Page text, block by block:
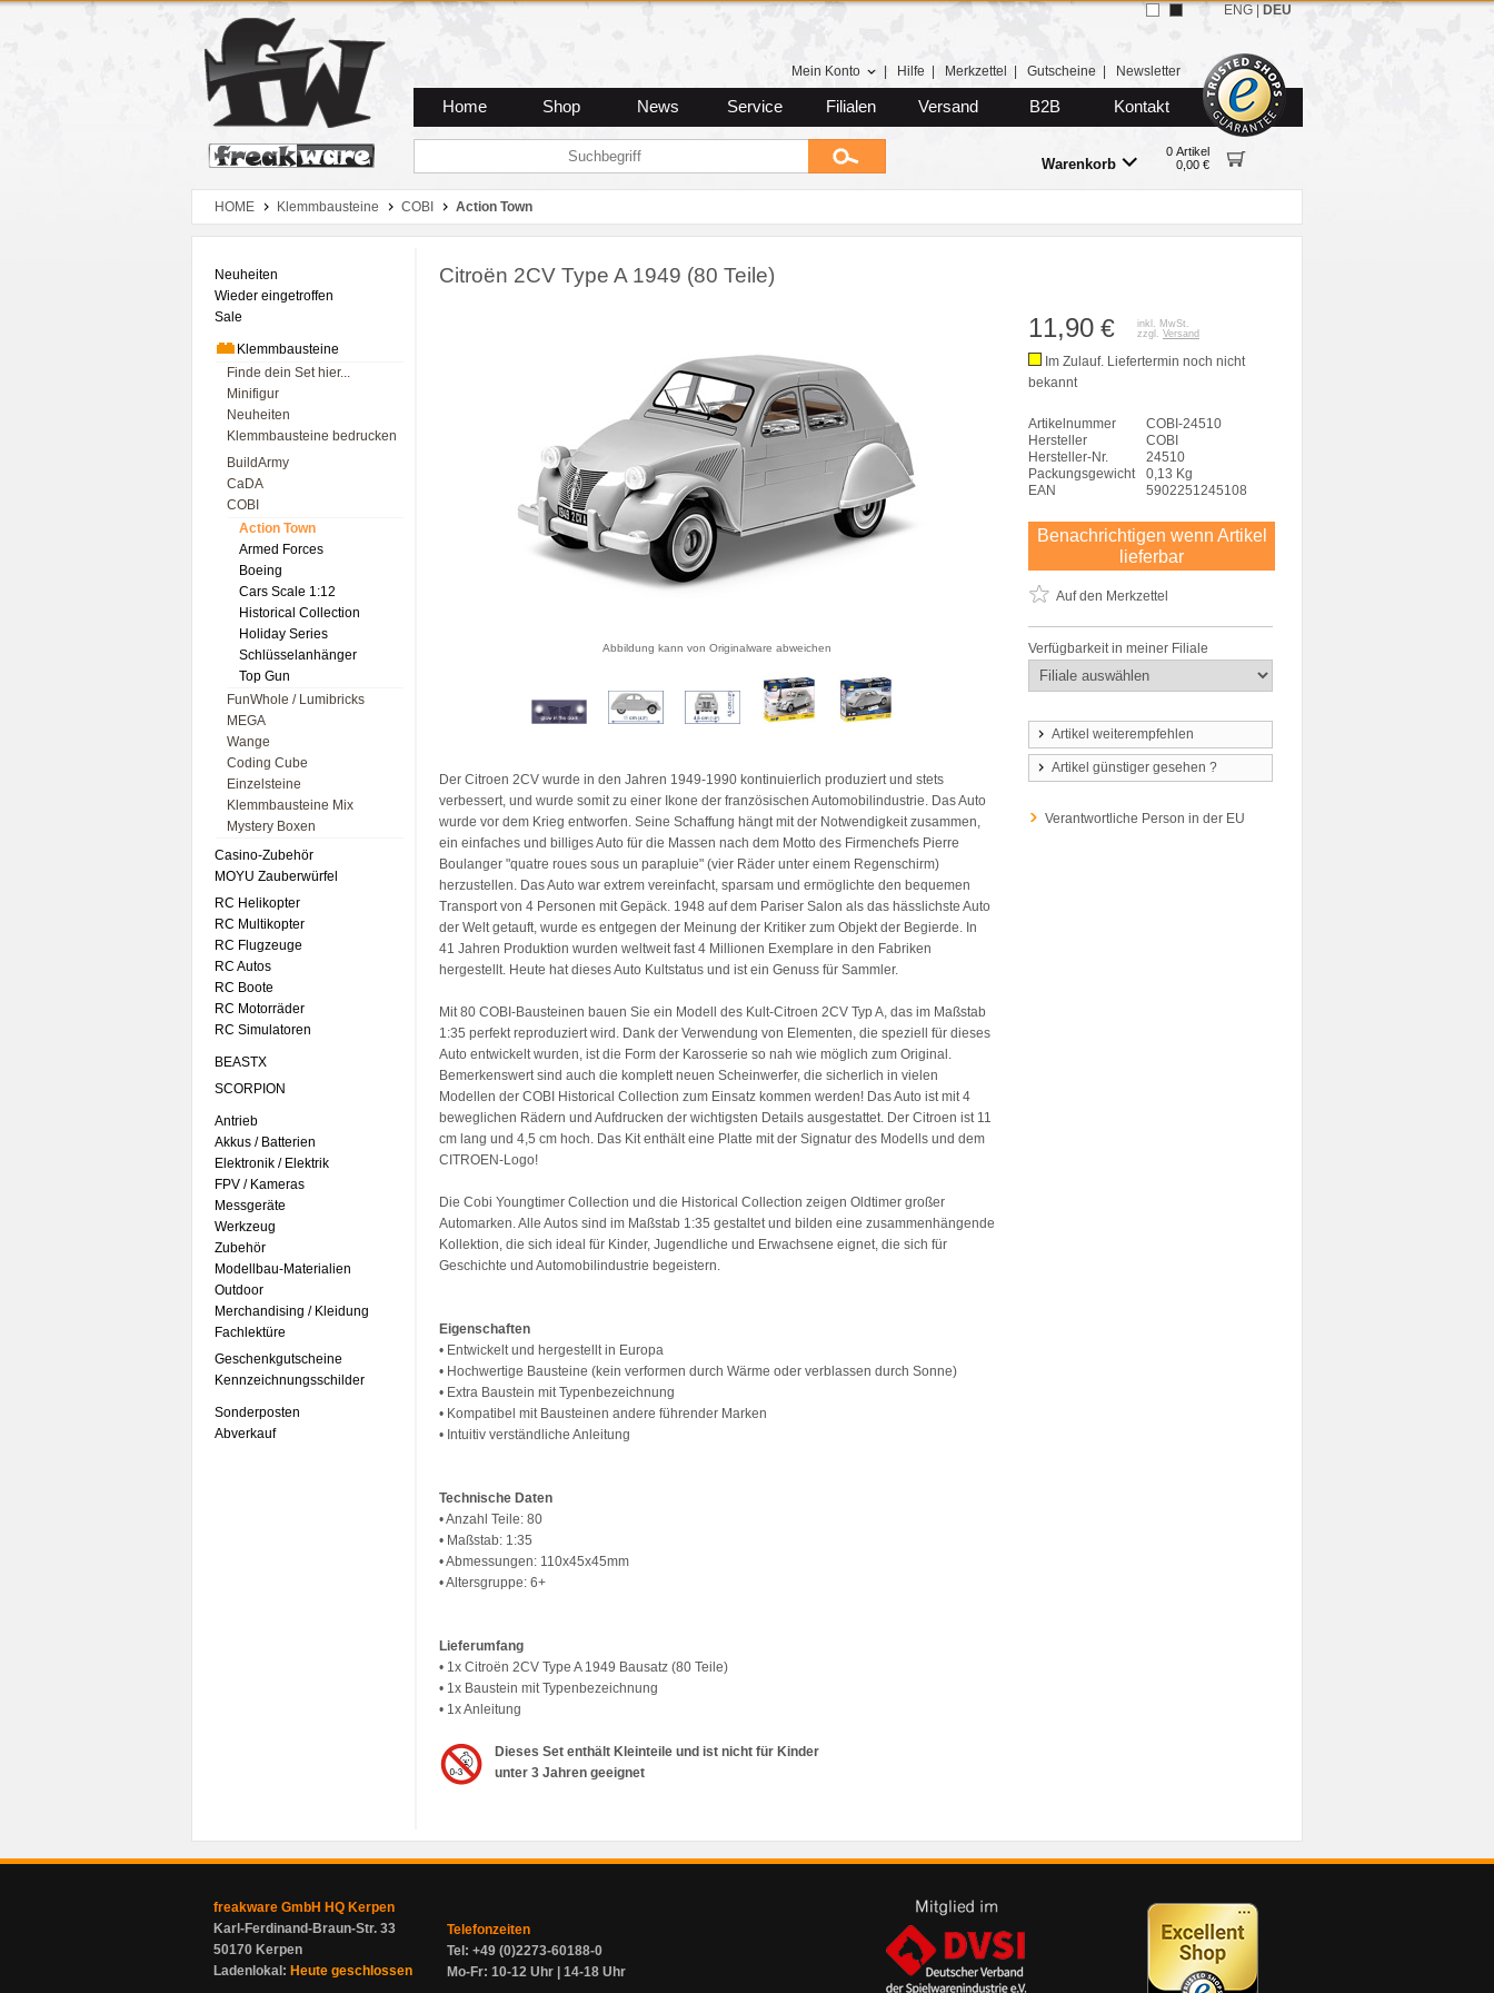
Zum Hauptmenue
Zum Seiteninhalt
Zum Warenkob
Mein Konto Hilfe Merkzettel Gutscheine Newsletter
Home Shop News Service Filialen Versand B2B Kontakt
Warenkorb
0 Artikel
0,00 €
ENG DEU
HOME Klemmbausteine COBI Action Town
Neuheiten
Wieder eingetroffen
Sale
Klemmbausteine
Finde dein Set hier...
Minifigur
Neuheiten
Klemmbausteine bedrucken
BuildArmy
CaDA
COBI
Action Town
Armed Forces
Boeing
Cars Scale 1:12
Historical Collection
Holiday Series
Schlüsselanhänger
Top Gun
FunWhole / Lumibricks
MEGA
Wange
Coding Cube
Einzelsteine
Klemmbausteine Mix
Mystery Boxen
Casino-Zubehör
MOYU Zauberwürfel
RC Helikopter
RC Multikopter
RC Flugzeuge
RC Autos
RC Boote
RC Motorräder
RC Simulatoren
BEASTX
SCORPION
Antrieb
Akkus / Batterien
Elektronik / Elektrik
FPV / Kameras
Messgeräte
Werkzeug
Zubehör
Modellbau-Materialien
Outdoor
Merchandising / Kleidung
Fachlektüre
Geschenkgutscheine
Kennzeichnungsschilder
Sonderposten
Abverkauf
Citroën 2CV Type A 1949 (80 Teile)
Abbildung kann von Originalware abweichen
Der Citroen 2CV wurde in den Jahren 1949-1990 kontinuierlich produziert und stets
verbessert, und wurde somit zu einer Ikone der französischen Automobilindustrie. Das Auto
wurde vor dem Krieg entworfen. Seine Schaffung hängt mit der Notwendigkeit zusammen,
ein einfaches und billiges Auto für die Massen nach dem Motto des Firmenchefs Pierre
Boulanger "quatre roues sous un parapluie" (vier Räder unter einem Regenschirm)
herzustellen. Das Auto war extrem vereinfacht, sparsam und ermöglichte den bequemen
Transport von 4 Personen mit Gepäck. 1948 auf dem Pariser Salon als das hässlichste Auto
der Welt getauft, wurde es entgegen der Meinung der Kritiker zum Objekt der Begierde. In
41 Jahren Produktion wurden weltweit fast 4 Millionen Exemplare in den Fabriken
hergestellt. Heute hat dieses Auto Kultstatus und ist ein Genuss für Sammler.
Mit 80 COBI-Bausteinen bauen Sie ein Modell des Kult-Citroen 2CV Typ A, das im Maßstab
1:35 perfekt reproduziert wird. Dank der Verwendung von Elementen, die speziell für dieses
Auto entwickelt wurden, ist die Form der Karosserie so nah wie möglich zum Original.
Bemerkenswert sind auch die komplett neuen Scheinwerfer, die sicherlich in vielen
Modellen der COBI Historical Collection zum Einsatz kommen werden! Das Auto ist mit 4
beweglichen Rädern und Aufdrucken der wichtigsten Details ausgestattet. Der Citroen ist 11
cm lang und 4,5 cm hoch. Das Kit enthält eine Platte mit der Signatur des Modells und dem
CITROEN-Logo!
Die Cobi Youngtimer Collection und die Historical Collection zeigen Oldtimer großer
Automarken. Alle Autos sind im Maßstab 1:35 gestaltet und bilden eine zusammenhängende
Kollektion, die sich ideal für Kinder, Jugendliche und Erwachsene eignet, die sich für
Geschichte und Automobilindustrie begeistern.
Eigenschaften
• Entwickelt und hergestellt in Europa
• Hochwertige Bausteine (kein verformen durch Wärme oder verblassen durch Sonne)
• Extra Baustein mit Typenbezeichnung
• Kompatibel mit Bausteinen andere führender Marken
• Intuitiv verständliche Anleitung
Technische Daten
• Anzahl Teile: 80
• Maßstab: 1:35
• Abmessungen: 110x45x45mm
• Altersgruppe: 6+
Lieferumfang
• 1x Citroën 2CV Type A 1949 Bausatz (80 Teile)
• 1x Baustein mit Typenbezeichnung
• 1x Anleitung
Dieses Set enthält Kleinteile und ist nicht für Kinder
unter 3 Jahren geeignet
11,90 €
inkl. MwSt.
zzgl. Versand
Im Zulauf. Liefertermin noch nicht
bekannt
Artikelnummer
COBI-24510
Hersteller
COBI
Hersteller-Nr.
24510
Packungsgewicht
0,13 Kg
EAN
5902251245108
Benachrichtigen wenn Artikel
lieferbar
Auf den Merkzettel
Verfügbarkeit in meiner Filiale
Artikel weiterempfehlen
Artikel günstiger gesehen ?
Verantwortliche Person in der EU
freakware GmbH HQ Kerpen
Karl-Ferdinand-Braun-Str. 33
50170 Kerpen
Ladenlokal: Heute geschlossen
Telefonzeiten
Tel: +49 (0)2273-60188-0
Mo-Fr: 10-12 Uhr | 14-18 Uhr